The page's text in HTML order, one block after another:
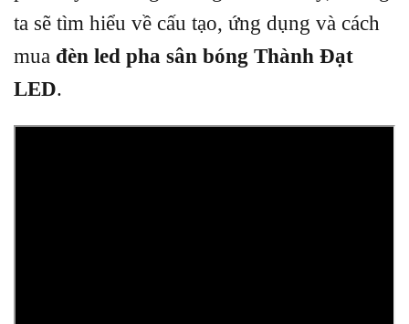
ta sẽ tìm hiểu về cấu tạo, ứng dụng và cách
mua đèn led pha sân bóng Thành Đạt
LED.